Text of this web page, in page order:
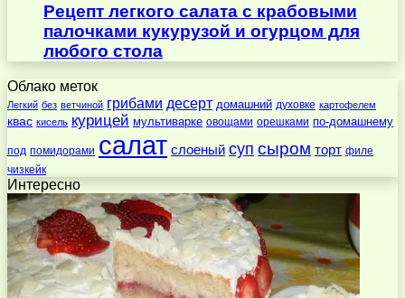
Рецепт легкого салата с крабовыми
палочками кукурузой и огурцом для
любого стола
Облако меток
Легкий без ветчиной грибами десерт домашний духовке картофелем
квас кисель курицей мультиварке овощами орешками по-домашнему
под помидорами салат слоеный суп сыром торт филе
чизкейк
Интересно